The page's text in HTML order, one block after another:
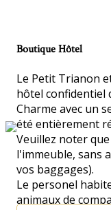
Boutique Hôtel
Le Petit Trianon
hôtel confidentiel
Charme avec un
été entièrement
Veuillez noter
l'immeuble, sans
vos baggages).
Le personel
animaux de